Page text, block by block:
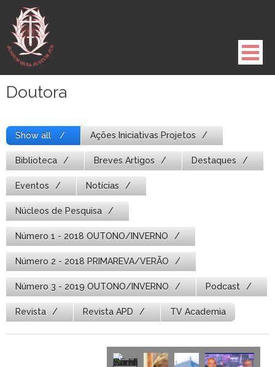
para
conteúdo
Doutora
Show all Ações Iniciativas Projetos
Biblioteca Breves Artigos Destaques
Eventos Notícias
Núcleos de Pesquisa
Número 1 - 2018 OUTONO/INVERNO
Número 2 - 2018 PRIMAREVA/VERÃO
Número 3 - 2019 OUTONO/INVERNO Podcast
Revista Revista APD TV Academia